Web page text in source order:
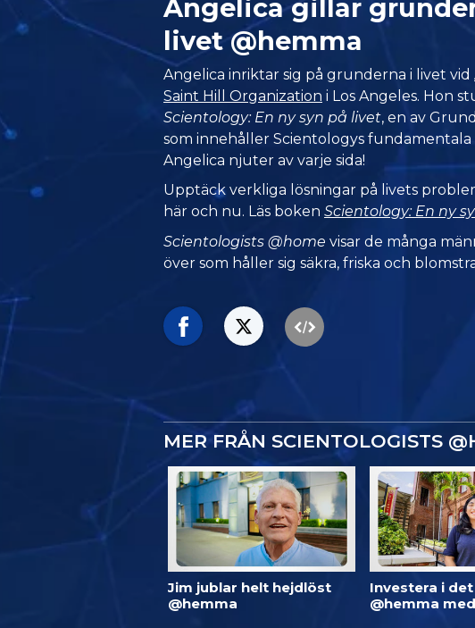
Angelica gillar
livet @hemma
Angelica inriktar sig på grunderna i livet vid
Saint Hill Organization i Los Angeles. Hon
Scientology: En ny syn på livet, en av
som innehåller Scientologys
Angelica njuter av varje sida!
Upptäck verkliga lösningar på livets
här och nu. Läs bokenScientology: En ny
Scientologists @home visar de många
över som håller sig säkra, friska och
MER FRÅN SCIENTOLOGISTS
Jim jublar helt hejdlöst
@hemma
Investera i
@hemma